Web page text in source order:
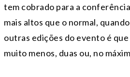
tem cobrado para a
mais altos que o normal,
outras edições do evento é
muito menos, duas ou, no